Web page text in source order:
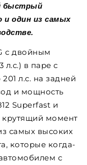
быстрый
и один из самых
с двойным
в паре с
л.с. на задней
и мощность
Superfast и
крутящий момент
самых высоких
которые когда-
с